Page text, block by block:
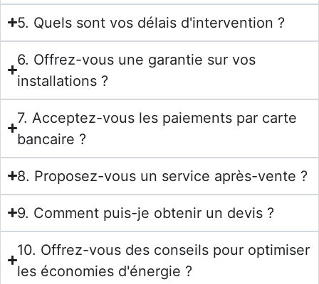
5. Quels sont vos délais d'intervention ?
6. Offrez-vous une garantie sur vos
installations ?
7. Acceptez-vous les paiements par carte
bancaire ?
8. Proposez-vous un service après-vente ?
9. Comment puis-je obtenir un devis ?
10. Offrez-vous des conseils pour optimiser
les économies d'énergie ?